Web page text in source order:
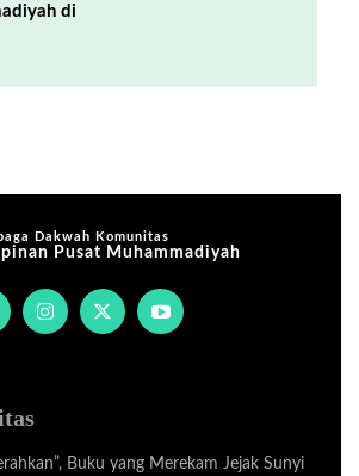
di
Dakwah Komunitas
Pusat Muhammadiyah
Buku yang Merekam Jejak Sunyi